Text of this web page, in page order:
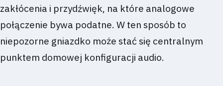
zakłócenia i przydźwięk, na które analogowe
połączenie bywa podatne. W ten sposób to
niepozorne gniazdko może stać się centralnym
punktem domowej konfiguracji audio.